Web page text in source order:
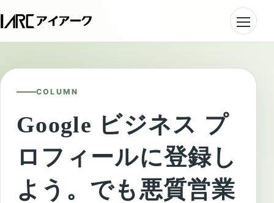
COLUMN
Google ビジネス プ
ロフィールに登録し
よう。でも悪質営業